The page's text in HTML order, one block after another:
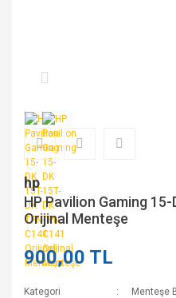
hp
HP Pavilion Gaming 15-
Orijinal Menteşe
900,00 TL
Kategori
Menteşe